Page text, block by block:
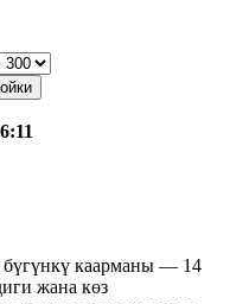
каарманы — 14
жана көз